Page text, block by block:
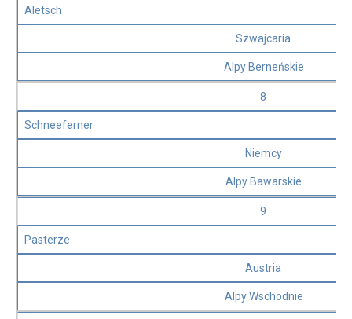
Aletsch
Szwajcaria
Alpy Berneńskie
8
Schneeferner
Niemcy
Alpy Bawarskie
9
Pasterze
Austria
Alpy Wschodnie